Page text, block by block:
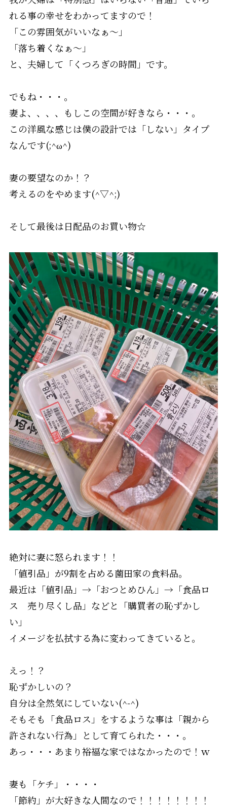
れる事の幸せをわかってますので！
「この雰囲気がいいなぁ～」
「落ち着くなぁ～」
と、夫婦して「くつろぎの時間」です。
でもね・・・。
妻よ、、、、もしこの空間が好きなら・・・。
この洋風な感じは僕の設計では「しない」タイプ
なんです(;^ω^)
妻の要望なのか！？
考えるのをやめます(^▽^;)
そして最後は日配品のお買い物☆
絶対に妻に怒られます！！
「値引品」が9割を占める薗田家の食料品。
最近は「値引品」→「おつとめひん」→「食品ロ
ス 売り尽くし品」などと「購買者の恥ずかし
い」
イメージを払拭する為に変わってきていると。
えっ！？
恥ずかしいの？
自分は全然気にしていない(^-^)
そもそも「食品ロス」をするような事は「親から
許されない行為」として育てられた・・・。
あっ・・・あまり裕福な家ではなかったので！ｗ
妻も「ケチ」・・・・
「節約」が大好きな人間なので！！！！！！！！